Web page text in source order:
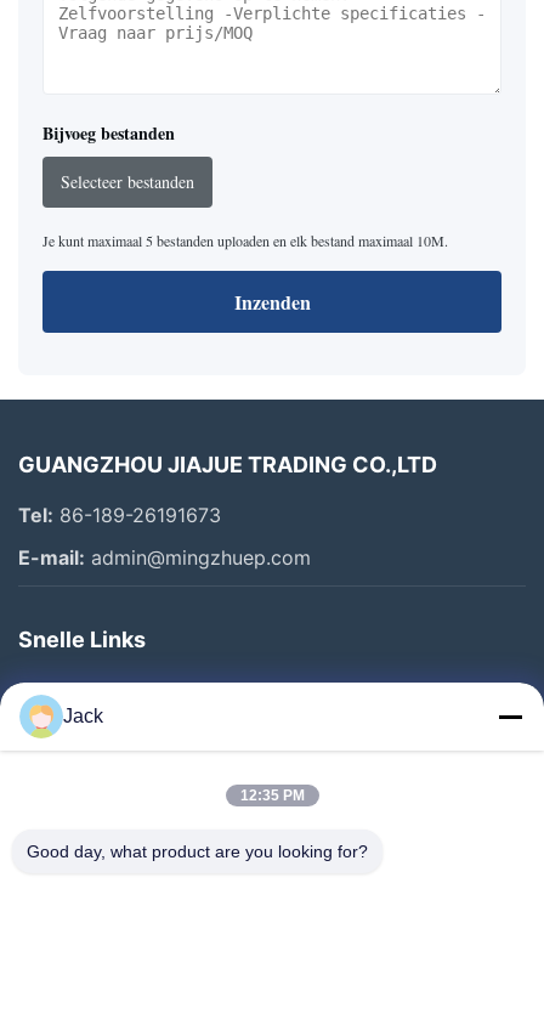
Bijvoeg bestanden
Selecteer bestanden
Je kunt maximaal 5 bestanden uploaden en elk bestand maximaal 10M.
Inzenden
GUANGZHOU JIAJUE TRADING CO.,LTD
Tel: 86-189-26191673
E-mail: admin@mingzhuep.com
Snelle Links
Thuis
Producten
Kwaliteitscontrole
Jack
12:35 PM
Good day, what product are you looking for?